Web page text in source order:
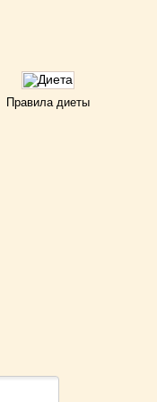
Правила диеты